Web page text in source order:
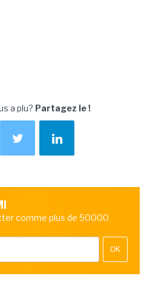
a plu? Partagez le !
comme plus de 50000
OK